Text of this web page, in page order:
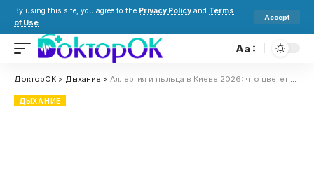
By using this site, you agree to the Privacy Policy and Terms
of Use.
Accept
Aa
ДокторОК > Дыхание > Аллергия и пыльца в Киеве 2026: что цветет в июне, как избежать и лечить симптомы
ДЫХАНИЕ